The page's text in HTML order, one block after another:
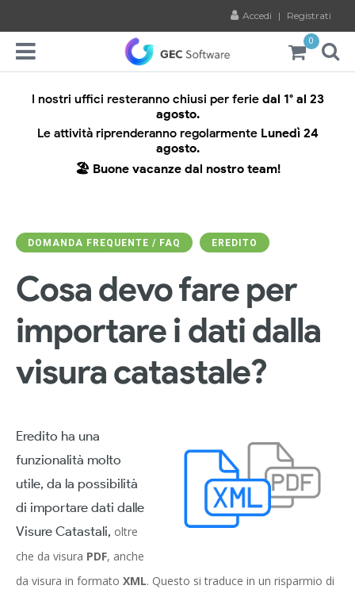
Accedi | Registrati
0
I nostri uffici resteranno chiusi per ferie dal 1° al 23
agosto.
Le attività riprenderanno regolarmente Lunedì 24
agosto.
🏖️ Buone vacanze dal nostro team!
DOMANDA FREQUENTE / FAQ EREDITO
Cosa devo fare per
importare i dati dalla
visura catastale?
Eredito ha una
funzionalità molto
utile, da la possibilità
di importare dati dalle
Visure Catastali, oltre
che da visura PDF, anche
da visura in formato XML. Questo si traduce in un risparmio di